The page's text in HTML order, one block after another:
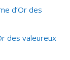
d’Or des
des valeureux